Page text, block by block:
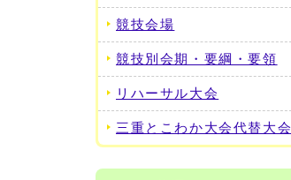
競技会場
競技別会期・要綱・要領
リハーサル大会
三重とこわか大会代替大会